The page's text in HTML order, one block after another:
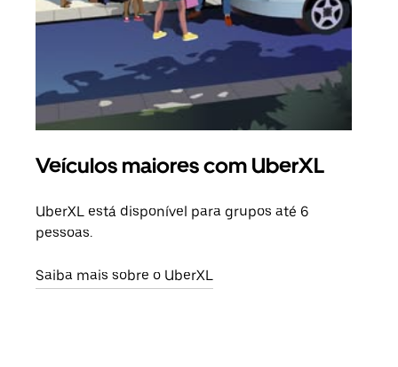
Veículos maiores com UberXL
UberXL está disponível para grupos até 6
pessoas.
Saiba mais sobre o UberXL